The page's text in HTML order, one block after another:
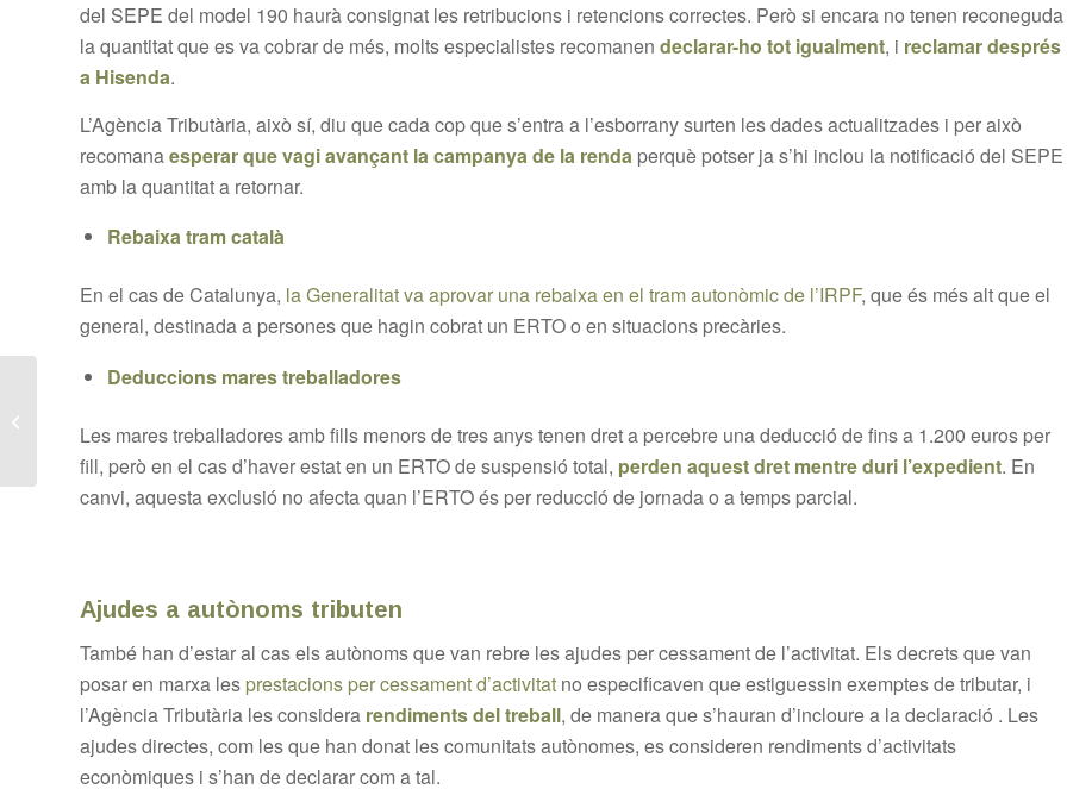
del SEPE del model 190 haurà consignat les retribucions i retencions correctes. Però si encara no tenen reconeguda
la quantitat que es va cobrar de més, molts especialistes recomanen declarar-ho tot igualment, i reclamar després
a Hisenda.
L’Agència Tributària, això sí, diu que cada cop que s’entra a l’esborrany surten les dades actualitzades i per això
recomanaesperar que vagi avançant la campanya de la renda perquè potser ja s’hi inclou la notificació del SEPE
amb la quantitat a retornar.
Rebaixa tram català
En el cas de Catalunya, la Generalitat va aprovar una rebaixa en el tram autonòmic de l’IRPF, que és més alt que el
general, destinada a persones que hagin cobrat un ERTO o en situacions precàries.
Deduccions mares treballadores
Les mares treballadores amb fills menors de tres anys tenen dret a percebre una deducció de fins a 1.200 euros per
fill, però en el cas d’haver estat en un ERTO de suspensió total, perden aquest dret mentre duri l’expedient. En
canvi, aquesta exclusió no afecta quan l’ERTO és per reducció de jornada o a temps parcial.
Ajudes a autònoms tributen
També han d’estar al cas els autònoms que van rebre les ajudes per cessament de l’activitat. Els decrets que van
posar en marxa les prestacions per cessament d’activitat no especificaven que estiguessin exemptes de tributar, i
l’Agència Tributària les considera rendiments del treball, de manera que s’hauran d’incloure a la declaració . Les
ajudes directes, com les que han donat les comunitats autònomes, es consideren rendiments d’activitats
econòmiques i s’han de declarar com a tal.
electrònics